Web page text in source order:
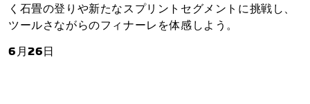
く石畳の登りや新たなスプリントセグメントに挑戦し、
ツールさながらのフィナーレを体感しよう。
6月26日